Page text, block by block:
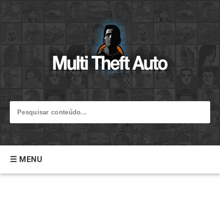
☰ MENU